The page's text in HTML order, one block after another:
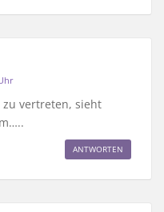
zu vertreten, sieht
ANTWORTEN